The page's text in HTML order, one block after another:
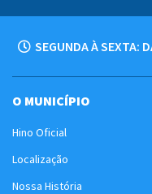
SEGUNDA À SEXTA:
O MUNICÍPIO
Hino Oficial
Localização
Nossa História